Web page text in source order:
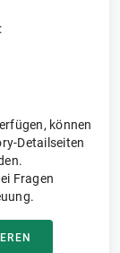
können
Detailseiten
Fragen